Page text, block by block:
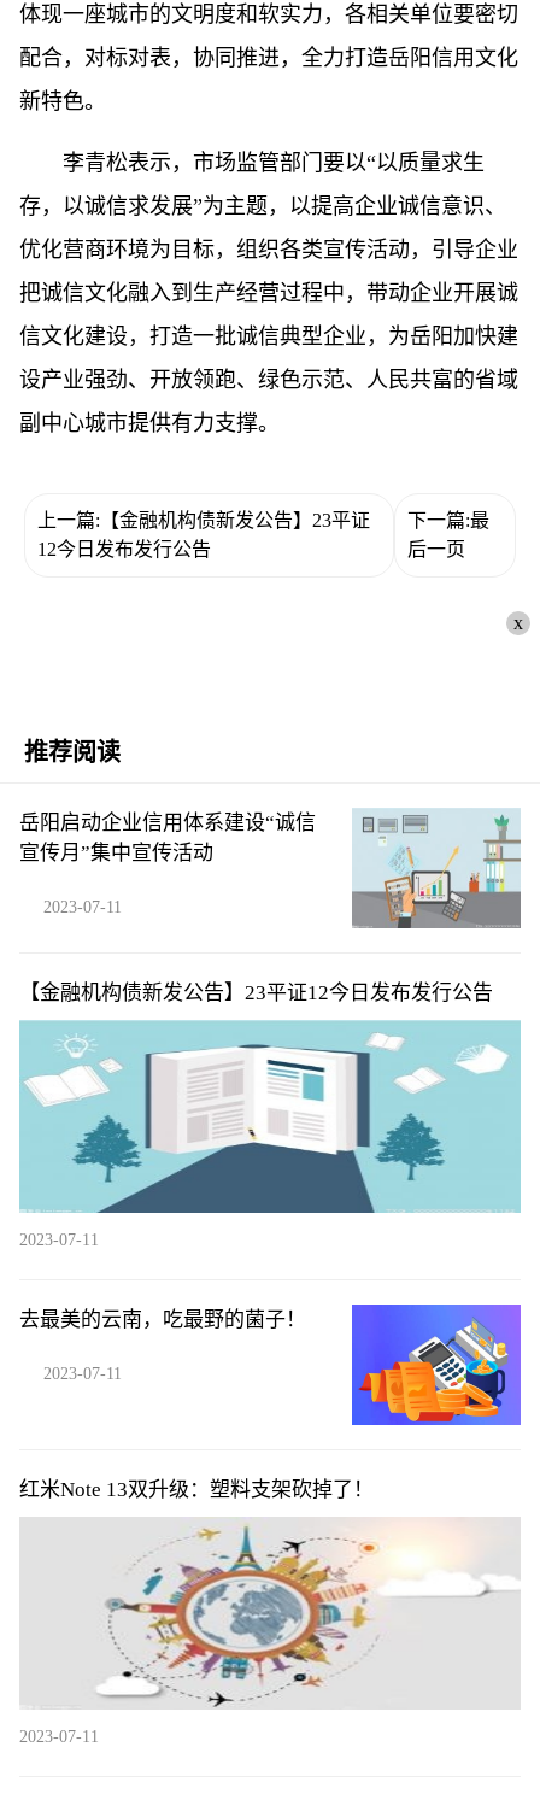
体现一座城市的文明度和软实力，各相关单位要密切
配合，对标对表，协同推进，全力打造岳阳信用文化
新特色。
李青松表示，市场监管部门要以“以质量求生
存，以诚信求发展”为主题，以提高企业诚信意识、
优化营商环境为目标，组织各类宣传活动，引导企业
把诚信文化融入到生产经营过程中，带动企业开展诚
信文化建设，打造一批诚信典型企业，为岳阳加快建
设产业强劲、开放领跑、绿色示范、人民共富的省域
副中心城市提供有力支撑。
上一篇:【金融机构债新发公告】23平证
12今日发布发行公告
下一篇:最
后一页
x
推荐阅读
岳阳启动企业信用体系建设“诚信
宣传月”集中宣传活动
2023-07-11
【金融机构债新发公告】23平证12今日发布发行公告
2023-07-11
去最美的云南，吃最野的菌子！
2023-07-11
红米Note 13双升级：塑料支架砍掉了！
2023-07-11